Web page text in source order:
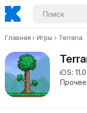
Главная Игры Terraria
iOS: